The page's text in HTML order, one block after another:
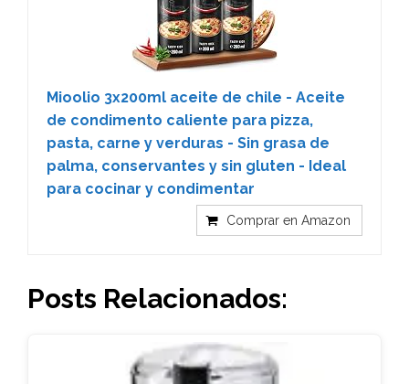
Mioolio 3x200ml aceite de chile - Aceite
de condimento caliente para pizza,
pasta, carne y verduras - Sin grasa de
palma, conservantes y sin gluten - Ideal
para cocinar y condimentar
Comprar en Amazon
Posts Relacionados: